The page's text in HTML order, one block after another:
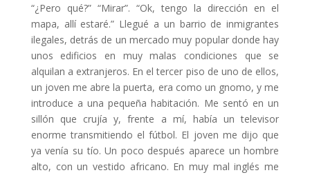
“¿Pero qué?” “Mirar”. “Ok, tengo la dirección en el
mapa, allí estaré.” Llegué a un barrio de inmigrantes
ilegales, detrás de un mercado muy popular donde hay
unos edificios en muy malas condiciones que se
alquilan a extranjeros. En el tercer piso de uno de ellos,
un joven me abre la puerta, era como un gnomo, y me
introduce a una pequeña habitación. Me sentó en un
sillón que crujía y, frente a mí, había un televisor
enorme transmitiendo el fútbol. El joven me dijo que
ya venía su tío. Un poco después aparece un hombre
alto, con un vestido africano. En muy mal inglés me